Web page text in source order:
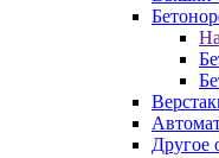
Другое